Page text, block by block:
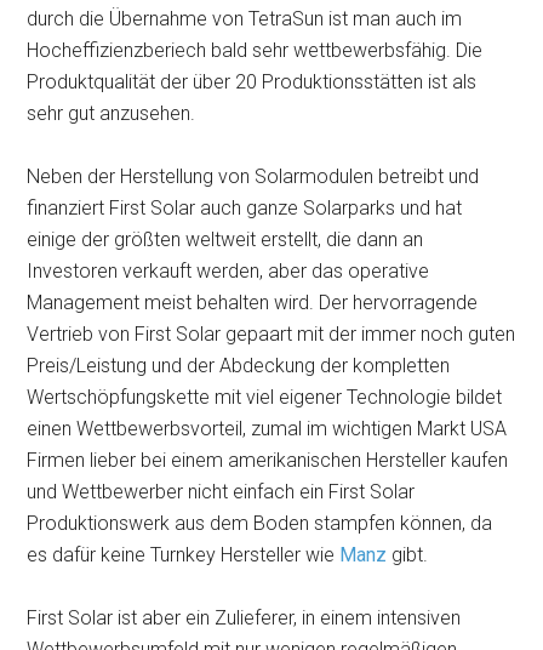
durch die Übernahme von TetraSun ist man auch im
Hocheffizienzberiech bald sehr wettbewerbsfähig. Die
Produktqualität der über 20 Produktionsstätten ist als
sehr gut anzusehen.
Neben der Herstellung von Solarmodulen betreibt und
finanziert First Solar auch ganze Solarparks und hat
einige der größten weltweit erstellt, die dann an
Investoren verkauft werden, aber das operative
Management meist behalten wird. Der hervorragende
Vertrieb von First Solar gepaart mit der immer noch guten
Preis/Leistung und der Abdeckung der kompletten
Wertschöpfungskette mit viel eigener Technologie bildet
einen Wettbewerbsvorteil, zumal im wichtigen Markt USA
Firmen lieber bei einem amerikanischen Hersteller kaufen
und Wettbewerber nicht einfach ein First Solar
Produktionswerk aus dem Boden stampfen können, da
es dafür keine Turnkey Hersteller wie Manz gibt.
First Solar ist aber ein Zulieferer, in einem intensiven